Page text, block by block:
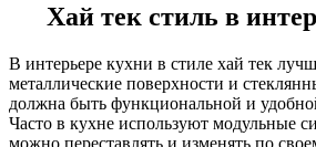
Хай тек стиль в
В интерьере кухни в стиле хай тек
металлические поверхности и
должна быть функциональной и
Часто в кухне используют модульные
можно переставлять и изменять по